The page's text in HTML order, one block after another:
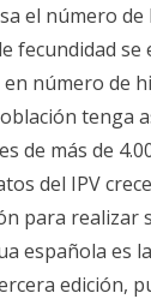
el número
fecundidad
en número de
tenga
de más de
del IPV
para realizar
española es
edición,